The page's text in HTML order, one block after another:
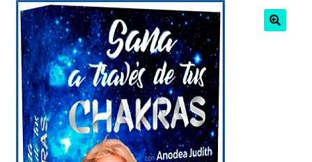
hijo
MEMBRESIA
MI CUENTA
CARRITO
CONTACTO